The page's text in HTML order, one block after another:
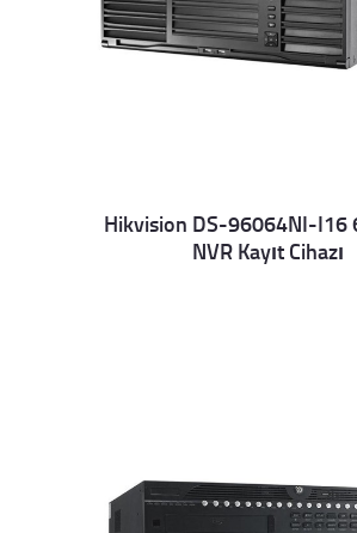
Details
Hikvision DS-96064NI-I16
NVR Kayıt Cihazı